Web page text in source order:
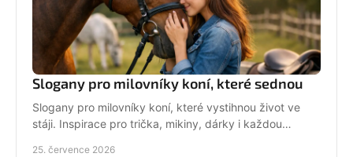
Slogany pro milovníky koní, které sednou
Slogany pro milovníky koní, které vystihnou život ve
stáji. Inspirace pro trička, mikiny, dárky i každou
25. července 2026